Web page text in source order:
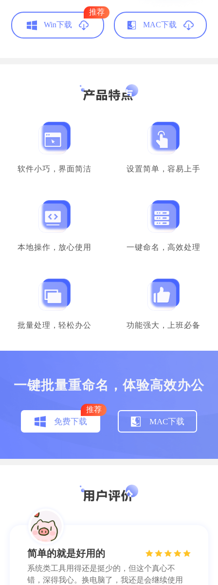
Win下载
推荐
MAC下载
软件小巧，界面简洁 设置简单，容易上手
本地操作，放心使用 一键命名，高效处理
批量处理，轻松办公 功能强大，上班必备
一键批量重命名，体验高效办公
免费下载
推荐
MAC下载
不一样，不错不错。
财务会计
高贵的小桂圆
本人从事文职岗位的，每天就面临着巨多的
Excel表格文件要整理，这款重命名工具真的帮
到我了，顶上去！
晚安到天亮
命名的工具，还是这个最友好，十分满意了，
希望以后越来越强大。
学生
软件做的很用心
感觉软件做得很用心，除了能够批量重命名，
还可以直接改掉后缀名，能够解决的问题不止
简单的就是好用的
系统类工具用得还是挺少的，但这个真心不
错，深得我心。换电脑了，我还是会继续使用